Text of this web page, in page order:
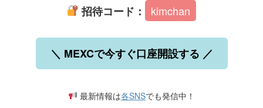
招待コード：
kimchan
＼ MEXCで今すぐ口座開設する ／
最新情報は各SNSでも発信中！